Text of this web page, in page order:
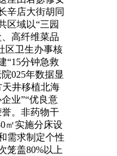
辛店大街胡同
区域以“三园
高纤维菜品
区卫生办事核
“15分钟急救
025年数据显
天井移植北海
业”“优良意
。非药物干
㎡实施分床设
需求制定个性
笼盖80%以上